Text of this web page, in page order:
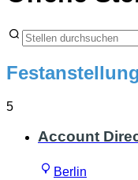
Festanstellung
5
Account
Berlin